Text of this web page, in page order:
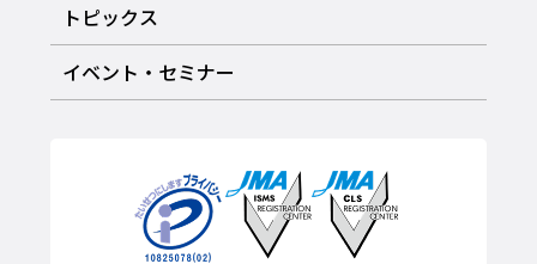
トピックス
イベント・セミナー